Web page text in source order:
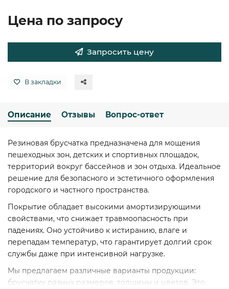
Цена по запросу
Запросить цену
В закладки
Описание Отзывы Вопрос-ответ
Резиновая брусчатка предназначена для мощения
пешеходных зон, детских и спортивных площадок,
территорий вокруг бассейнов и зон отдыха. Идеальное
решение для безопасного и эстетичного оформления
городского и частного пространства.
Покрытие обладает высокими амортизирующими
свойствами, что снижает травмоопасность при
падениях. Оно устойчиво к истиранию, влаге и
перепадам температур, что гарантирует долгий срок
службы даже при интенсивной нагрузке.
Мы предлагаем различные варианты продукции:
брусчатку разных размеров, толщины и цветов. Это